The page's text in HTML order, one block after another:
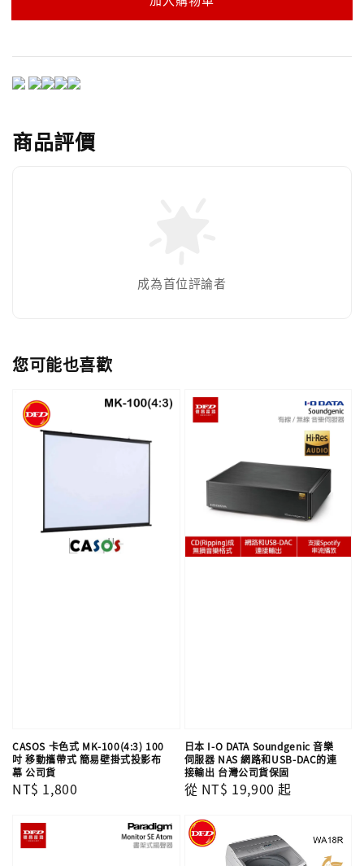
商品評價
成為首位評論者
您可能也喜歡
CASOS 卡色式 MK-100(4:3) 100
吋 移動攜帶式 簡易壁掛式投影布
幕 公司貨
Regular
NT$ 1,800
日本 I-O DATA Soundgenic 音樂
伺服器 NAS 網路和USB-DAC的連
接輸出 台灣公司貨保固
Regular
從 NT$ 19,900 起